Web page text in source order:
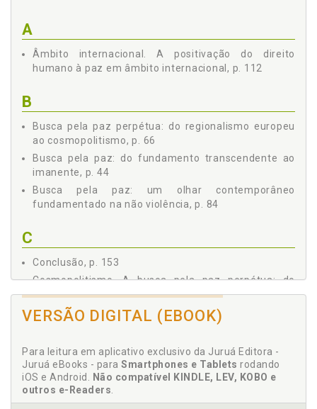
CONCLUSÃO, p. 153
REFERÊNCIAS, p. 159
A
Âmbito internacional. A positivação do direito
humano à paz em âmbito internacional, p. 112
B
Busca pela paz perpétua: do regionalismo europeu
ao cosmopolitismo, p. 66
Busca pela paz: do fundamento transcendente ao
imanente, p. 44
Busca pela paz: um olhar contemporâneo
fundamentado na não violência, p. 84
C
Conclusão, p. 153
Cosmopolitismo. A busca pela paz perpétua: do
regionalismo europeu ao cosmopolitismo, p. 66
Definição de paz, p. 23
Direito à paz: da terceira geração à quinta geração
de direitos fundamentais, p. 144
Direito humano. A positivação do direito humano à
VERSÃO DIGITAL (EBOOK)
Para leitura em aplicativo exclusivo da Juruá Editora -
Juruá eBooks - para Smartphones e Tablets rodando
iOS e Android. Não compatível KINDLE, LEV, KOBO e
outros e-Readers.